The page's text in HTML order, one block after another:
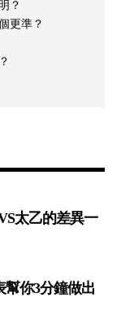
？
更準？
太乙的差異一
幫你3分鐘做出